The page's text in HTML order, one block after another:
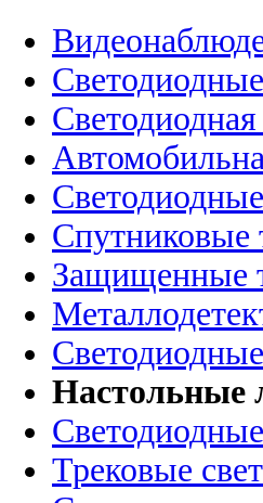
Светодиодная
Спутниковые
Защищенные
Настольные
Трековые